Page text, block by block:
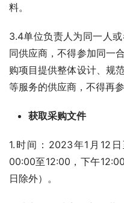
料。
3.4单位负责人为同一人
同供应商，不得参加同一
购项目提供整体设计、规
等服务的供应商，不得再
获取采购文件
1.时间：2023年1月12
00:00至12:00，下午
日除外）。